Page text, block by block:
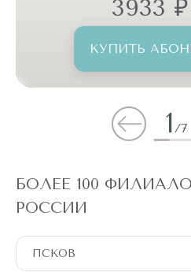
3933 ₽
КУПИТЬ
1 /7
БОЛЕЕ 100
РОССИИ
ПСКОВ